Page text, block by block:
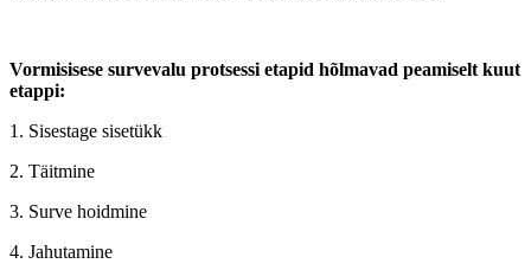
Vormisisese survevalu protsessi etapid hõlmavad peamiselt kuut
etappi:
1. Sisestage sisetükk
2. Täitmine
3. Surve hoidmine
4. Jahutamine